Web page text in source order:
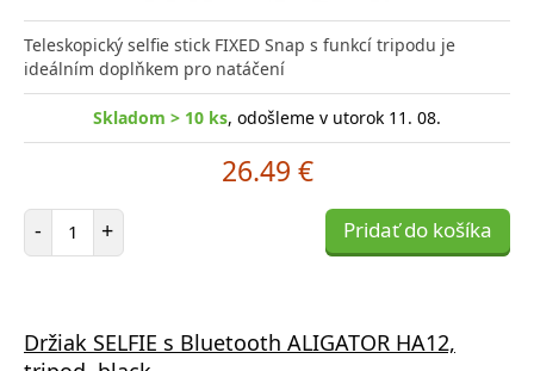
Teleskopický selfie stick FIXED Snap s funkcí tripodu je
ideálním doplňkem pro natáčení
Skladom > 10 ks, odošleme v utorok 11. 08.
26.49 €
- Počet položiek
+ Pridať do košíka
Držiak SELFIE s Bluetooth ALIGATOR HA12,